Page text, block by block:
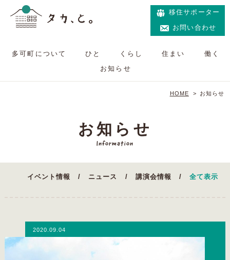
移住サポーター
お問い合わせ
多可町について ひと くらし 住まい
働く
お知らせ
HOME > お知らせ
お知らせ
Information
イベント情報 ニュース 講演会情報 全て表示
2020.09.04